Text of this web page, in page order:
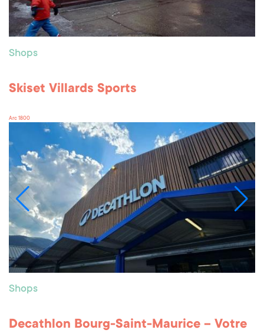
Shops
Skiset Villards Sports
Arc 1800
Shops
Decathlon Bourg-Saint-Maurice – Votre